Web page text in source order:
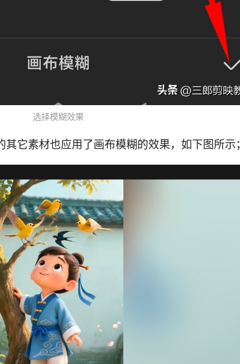
选择模糊效果
它素材也应用了画布模糊的效果，如下图所示；